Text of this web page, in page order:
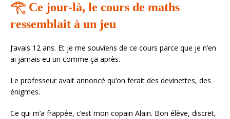
𓂀 Ce jour-là, le cours de maths
ressemblait à un jeu
J’avais 12 ans. Et je me souviens de ce cours parce que je n’en
ai jamais eu un comme ça après.
Le professeur avait annoncé qu’on ferait des devinettes, des
énigmes.
Ce qui m’a frappée, c’est mon copain Alain. Bon élève, discret,